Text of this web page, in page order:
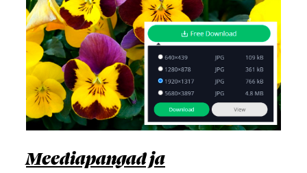
Meediapangad ja